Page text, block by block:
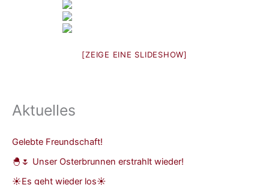
[ZEIGE EINE SLIDESHOW]
Aktuelles
Gelebte Freundschaft!
🐣🌷 Unser Osterbrunnen erstrahlt wieder!
☀️Es geht wieder los☀️